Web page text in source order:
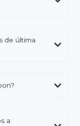
de última
a